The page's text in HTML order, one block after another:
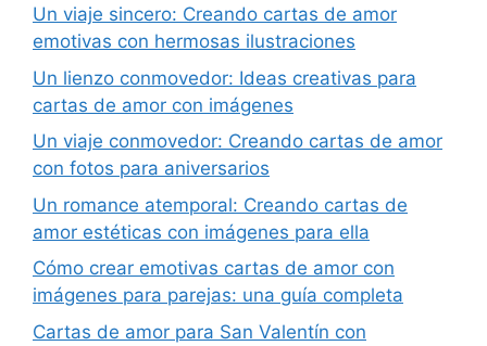
Un viaje sincero: Creando cartas de amor
emotivas con hermosas ilustraciones
Un lienzo conmovedor: Ideas creativas para
cartas de amor con imágenes
Un viaje conmovedor: Creando cartas de amor
con fotos para aniversarios
Un romance atemporal: Creando cartas de
amor estéticas con imágenes para ella
Cómo crear emotivas cartas de amor con
imágenes para parejas: una guía completa
Cartas de amor para San Valentín con